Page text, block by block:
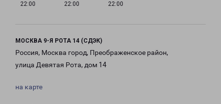
22:00
22:00
22:00
МОСКВА 9-Я РОТА 14 (СДЭК)
Россия, Москва город, Преображенское район,
улица Девятая Рота, дом 14
на карте